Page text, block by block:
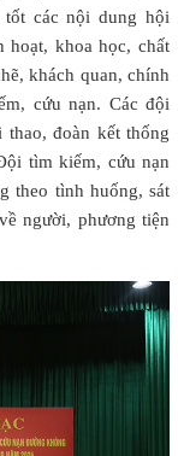
tốt các nội dung hội
hoạt, khoa học, chất
khách quan, chính
cứu nạn. Các đội
đoàn kết thống
tìm kiếm, cứu nạn
theo tình huống, sát
người, phương tiện